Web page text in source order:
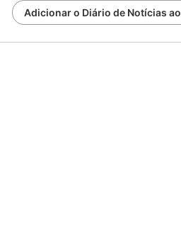
Adicionar o Diário de Notícias